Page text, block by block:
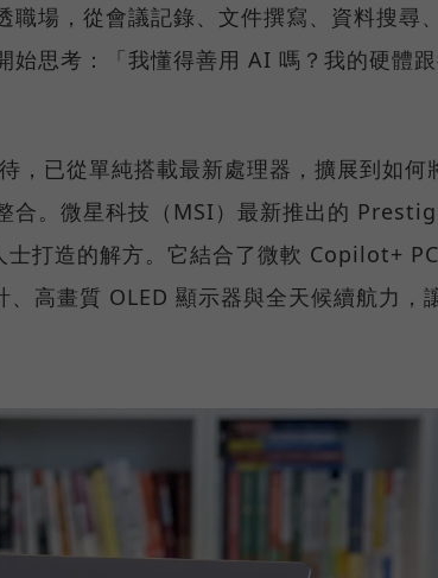
職場，從會議記錄、文件撰寫、資料搜尋
始思考：「我懂得善用 AI 嗎？我的硬體
，已從單純搭載最新處理器，擴展到如何
合。微星科技（MSI）最新推出的
打造的解方。它結合了微軟 Copilot+
高畫質 OLED 顯示器與全天候續航力，